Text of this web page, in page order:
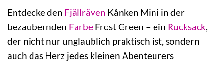
Entdecke den Fjällräven Kånken Mini in der
bezaubernden Farbe Frost Green – ein Rucksack,
der nicht nur unglaublich praktisch ist, sondern
auch das Herz jedes kleinen Abenteurers